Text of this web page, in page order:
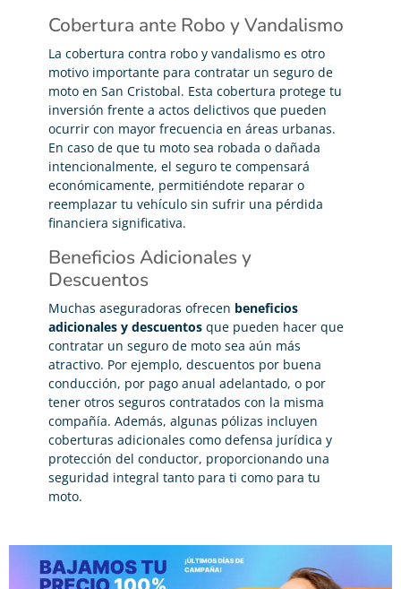
Cobertura ante Robo y Vandalismo
La cobertura contra robo y vandalismo es otro
motivo importante para contratar un seguro de
moto en San Cristobal. Esta cobertura protege tu
inversión frente a actos delictivos que pueden
ocurrir con mayor frecuencia en áreas urbanas.
En caso de que tu moto sea robada o dañada
intencionalmente, el seguro te compensará
económicamente, permitiéndote reparar o
reemplazar tu vehículo sin sufrir una pérdida
financiera significativa.
Beneficios Adicionales y
Descuentos
Muchas aseguradoras ofrecen beneficios
adicionales y descuentos que pueden hacer que
contratar un seguro de moto sea aún más
atractivo. Por ejemplo, descuentos por buena
conducción, por pago anual adelantado, o por
tener otros seguros contratados con la misma
compañía. Además, algunas pólizas incluyen
coberturas adicionales como defensa jurídica y
protección del conductor, proporcionando una
seguridad integral tanto para ti como para tu
moto.